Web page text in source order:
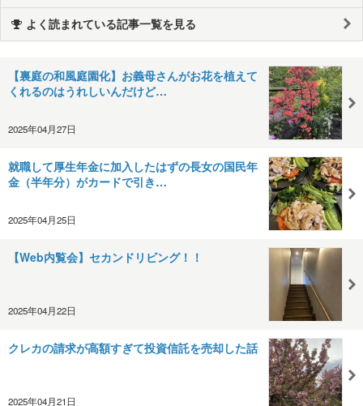
よく読まれている記事一覧を見る
【裏庭の和風庭園化】お義母さんがお花を植えて
くれるのはうれしいんだけど…
2025年04月27日
就職して厚生年金に加入したはずの長女の国民年
金（半年分）がカードで引き…
2025年04月25日
【Web内覧会】セカンドリビング！！
2025年04月22日
クレカの請求が高額すぎて投資信託を売却した話
2025年04月21日